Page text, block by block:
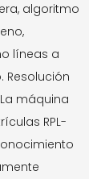
algoritmo
líneas a
Resolución
máquina
RPL-